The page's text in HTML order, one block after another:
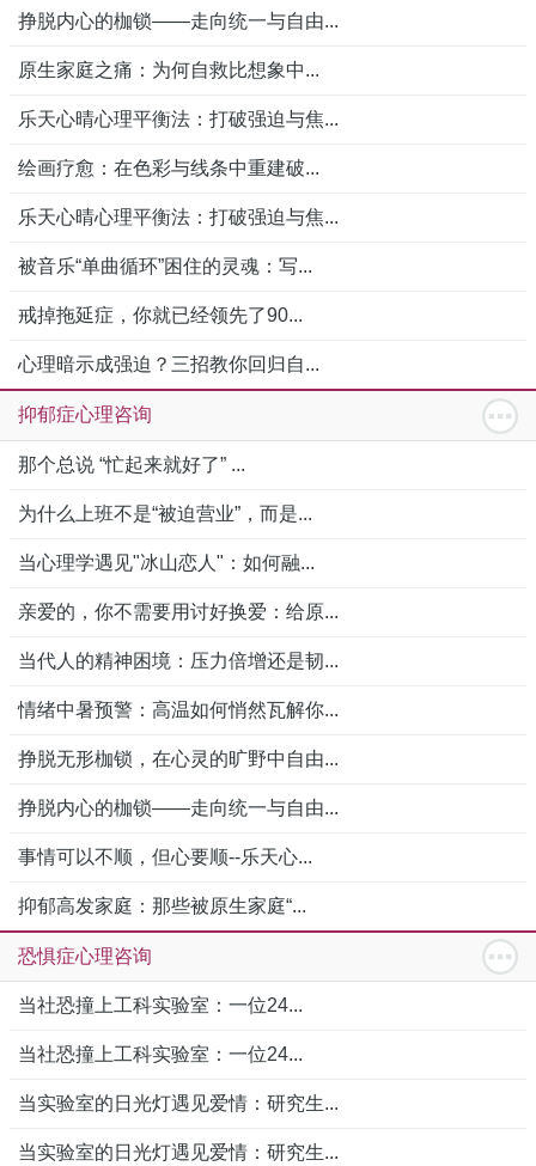
挣脱内心的枷锁——走向统一与自由...
原生家庭之痛：为何自救比想象中...
乐天心晴心理平衡法：打破强迫与焦...
绘画疗愈：在色彩与线条中重建破...
乐天心晴心理平衡法：打破强迫与焦...
被音乐“单曲循环”困住的灵魂：写...
戒掉拖延症，你就已经领先了90...
心理暗示成强迫？三招教你回归自...
抑郁症心理咨询
那个总说 “忙起来就好了” ...
为什么上班不是“被迫营业”，而是...
当心理学遇见"冰山恋人"：如何融...
亲爱的，你不需要用讨好换爱：给原...
当代人的精神困境：压力倍增还是韧...
情绪中暑预警：高温如何悄然瓦解你...
挣脱无形枷锁，在心灵的旷野中自由...
挣脱内心的枷锁——走向统一与自由...
事情可以不顺，但心要顺--乐天心...
抑郁高发家庭：那些被原生家庭“...
恐惧症心理咨询
当社恐撞上工科实验室：一位24...
当社恐撞上工科实验室：一位24...
当实验室的日光灯遇见爱情：研究生...
当实验室的日光灯遇见爱情：研究生...